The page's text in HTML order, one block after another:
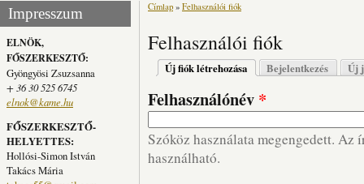
Impresszum
ELNÖK,
FŐSZERKESZTŐ:
Gyöngyösi Zsuzsanna
+ 36 30 525 6745
elnok@kame.hu
FŐSZERKESZTŐ-
HELYETTES:
Hollósi-Simon István
Takács Mária
Jelenlegi hely
Címlap » Felhasználói fiók
Felhasználói fiók
Elsődleges fülek
Új fiók létrehozása (aktív fül)
Bejelentkezés Új
Felhasználónév *
Szóköz használata megengedett. Az
használható.